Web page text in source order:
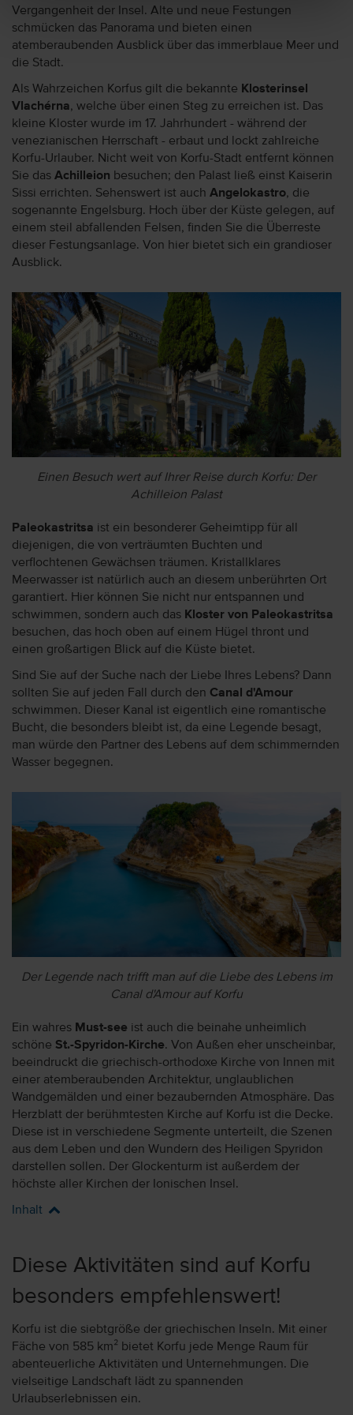
Vergangenheit der Insel. Alte und neue Festungen
schmücken das Panorama und bieten einen
atemberaubenden Ausblick über das immerblaue Meer und
die Stadt.
Als Wahrzeichen Korfus gilt die bekannte Klosterinsel
Vlachérna, welche über einen Steg zu erreichen ist. Das
kleine Kloster wurde im 17. Jahrhundert - während der
venezianischen Herrschaft - erbaut und lockt zahlreiche
Korfu-Urlauber. Nicht weit von Korfu-Stadt entfernt können
Sie das Achilleion besuchen; den Palast ließ einst Kaiserin
Sissi errichten. Sehenswert ist auch Angelokastro, die
sogenannte Engelsburg. Hoch über der Küste gelegen, auf
einem steil abfallenden Felsen, finden Sie die Überreste
dieser Festungsanlage. Von hier bietet sich ein grandioser
Ausblick.
Einen Besuch wert auf Ihrer Reise durch Korfu: Der
Achilleion Palast
Paleokastritsa ist ein besonderer Geheimtipp für all
diejenigen, die von verträumten Buchten und
verflochtenen Gewächsen träumen. Kristallklares
Meerwasser ist natürlich auch an diesem unberührten Ort
garantiert. Hier können Sie nicht nur entspannen und
schwimmen, sondern auch das Kloster von Paleokastritsa
besuchen, das hoch oben auf einem Hügel thront und
einen großartigen Blick auf die Küste bietet.
Sind Sie auf der Suche nach der Liebe Ihres Lebens? Dann
sollten Sie auf jeden Fall durch den Canal d'Amour
schwimmen. Dieser Kanal ist eigentlich eine romantische
Bucht, die besonders bleibt ist, da eine Legende besagt,
man würde den Partner des Lebens auf dem schimmernden
Wasser begegnen.
Der Legende nach trifft man auf die Liebe des Lebens im
Canal d'Amour auf Korfu
Ein wahres Must-see ist auch die beinahe unheimlich
schöne St.-Spyridon-Kirche. Von Außen eher unscheinbar,
beeindruckt die griechisch-orthodoxe Kirche von Innen mit
einer atemberaubenden Architektur, unglaublichen
Wandgemälden und einer bezaubernden Atmosphäre. Das
Herzblatt der berühmtesten Kirche auf Korfu ist die Decke.
Diese ist in verschiedene Segmente unterteilt, die Szenen
aus dem Leben und den Wundern des Heiligen Spyridon
darstellen sollen. Der Glockenturm ist außerdem der
höchste aller Kirchen der Ionischen Insel.
Inhalt
Diese Aktivitäten sind auf Korfu
besonders empfehlenswert!
Korfu ist die siebtgröße der griechischen Inseln. Mit einer
Fäche von 585 km² bietet Korfu jede Menge Raum für
abenteuerliche Aktivitäten und Unternehmungen. Die
vielseitige Landschaft lädt zu spannenden
Urlaubserlebnissen ein.